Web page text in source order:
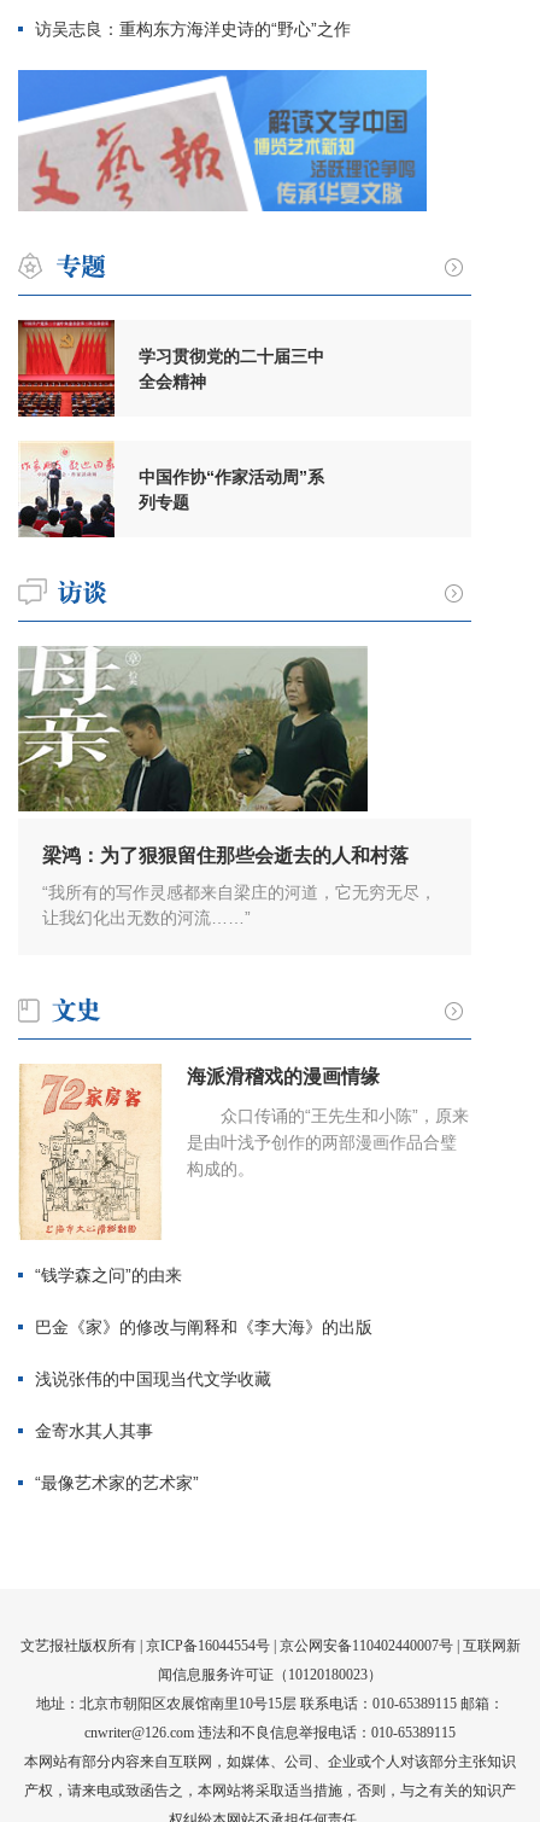
文艺报社版权所有 | 京ICP备16044554号| 京公网安备110402440007号 | 互联网新
闻信息服务许可证（10120180023）
地址：北京市朝阳区农展馆南里10号15层 联系电话：010-65389115 邮箱：
cnwriter@126.com 违法和不良信息举报电话：010-65389115
本网站有部分内容来自互联网，如媒体、公司、企业或个人对该部分主张知识
产权，请来电或致函告之，本网站将采取适当措施，否则，与之有关的知识产